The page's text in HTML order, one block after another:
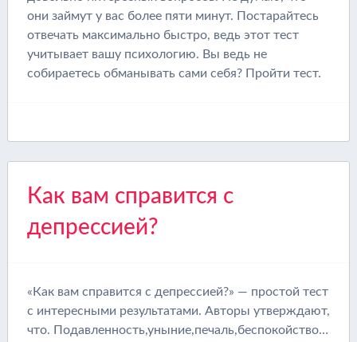
они займут у вас более пяти минут. Постарайтесь
отвечать максимально быстро, ведь этот тест
учитывает вашу психологию. Вы ведь не
собираетесь обманывать сами себя? Пройти тест.
Как вам справится с
депрессией?
«Как вам справится с депрессией?» — простой тест
с интересными результатами. Авторы утверждают,
что. Подавленность,уныние,печаль,беспокойство…